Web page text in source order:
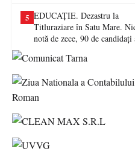
5 EDUCAȚIE. Dezastru la
Titluraziare în Satu Mare.
notă de zece, 90 de candidați